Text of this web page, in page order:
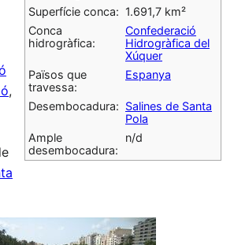
Superfície conca: 1.691,7 km²
Conca
hidrogràfica:
Confederació
Hidrogràfica del
Xúquer
Països que
travessa:
Espanya
Desembocadura: Salines de Santa
Pola
Ample
desembocadura:
n/d
,